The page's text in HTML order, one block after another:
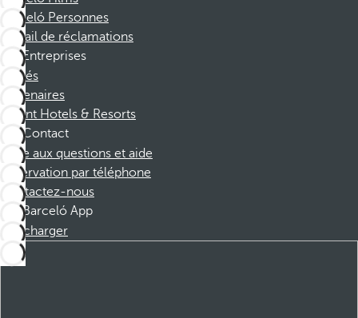
Barceló Personnes
Portail de réclamations
Entreprises
Affiliés
Partenaires
Dorint Hotels & Resorts
Contact
Foire aux questions et aide
Réservation par téléphone
Contactez-nous
Barceló App
Télécharger